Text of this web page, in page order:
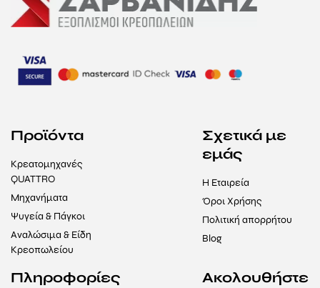
Προϊόντα
Κρεατομηχανές
QUATTRO
Μηχανήματα
Ψυγεία & Πάγκοι
Αναλώσιμα & Είδη
Κρεοπωλείου
Σχετικά με
εμάς
Η Εταιρεία
Όροι Χρήσης
Πολιτική απορρήτου
Blog
Πληροφορίες
Ακολουθήστε